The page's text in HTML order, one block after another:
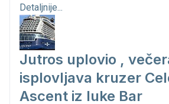
Detaljnije...
Jutros uplovio ,
isplovljava kruzer
Ascent iz luke Bar